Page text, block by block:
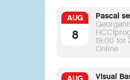
AUG
8
Pascal
19:00 tot
Online
Visual